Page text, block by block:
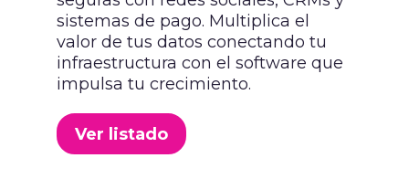
sistemas de pago. Multiplica el
valor de tus datos conectando tu
infraestructura con el software que
impulsa tu crecimiento.
Ver listado